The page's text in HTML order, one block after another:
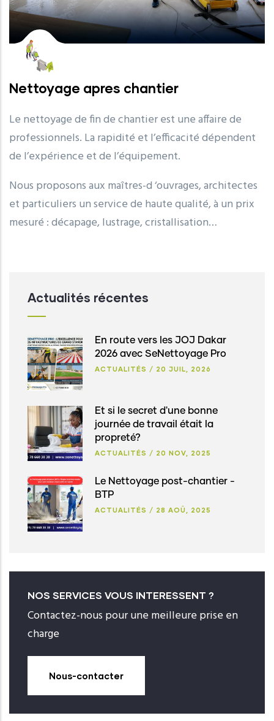
Nettoyage apres chantier
Le nettoyage de fin de chantier est une affaire de
professionnels. La rapidité et l’efficacité dépendent
de l’expérience et de l’équipement.
Nous proposons aux maîtres-d ‘ouvrages, architectes
et particuliers un service de haute qualité, à un prix
mesuré : décapage, lustrage, cristallisation…
Actualités récentes
En route vers les JOJ Dakar
2026 avec SeNettoyage Pro
ACTUALITÉS / 20 JUIL, 2026
Et si le secret d'une bonne
journée de travail était la
propreté?
ACTUALITÉS / 20 NOV, 2025
Le Nettoyage post-chantier -
BTP
ACTUALITÉS / 28 AOÛ, 2025
NOS SERVICES VOUS INTERESSENT ?
Contactez-nous pour une meilleure prise en
charge
Nous-contacter